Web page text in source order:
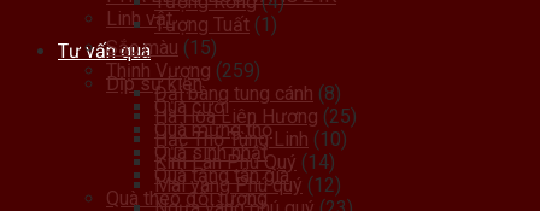
Linh vật
Tư vấn quà
Dịp sự kiện
Quà cưới
Quà mừng thọ
Quà sinh nhật
Quà tặng tân gia
Quà theo đối tượng
Tượng Tuất (1)
Sắc màu (15)
Thịnh Vượng (259)
Đại bàng tung cánh (8)
Hà Hoa Liên Hương (25)
Hạc Thọ Tùng Linh (10)
Kim Lan Phú Quý (14)
Mai vàng Phú quý (12)